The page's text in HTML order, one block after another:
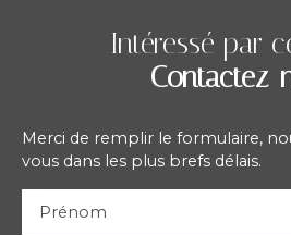
Intéressé par
Contactez-
Merci de remplir le formulaire,
vous dans les plus brefs délais.
Prénom